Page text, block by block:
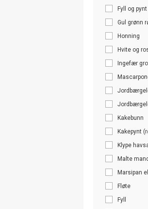
Fyll og pynt
Gul grønn
Honning
Hvite og
Ingefær
Kakebunn
Kakepynt
Klype
Malte
Marsipan
Fløte
Fyll